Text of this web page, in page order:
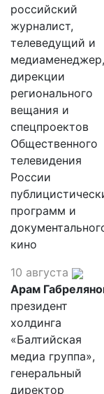
российский
журналист,
телеведущий и
дирекции
регионального
вещания и
спецпроектов
Общественного
телевидения
России
программ и
кино
10 августа
Арам
президент
холдинга
«Балтийская
медиа группа»,
генеральный
директор